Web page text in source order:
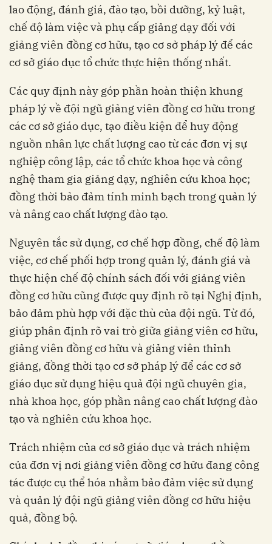
lao động, đánh giá, đào tạo, bồi dưỡng, kỷ luật,
chế độ làm việc và phụ cấp giảng dạy đối với
giảng viên đồng cơ hữu, tạo cơ sở pháp lý để các
cơ sở giáo dục tổ chức thực hiện thống nhất.
Các quy định này góp phần hoàn thiện khung
pháp lý về đội ngũ giảng viên đồng cơ hữu trong
các cơ sở giáo dục, tạo điều kiện để huy động
nguồn nhân lực chất lượng cao từ các đơn vị sự
nghiệp công lập, các tổ chức khoa học và công
nghệ tham gia giảng dạy, nghiên cứu khoa học;
đồng thời bảo đảm tính minh bạch trong quản lý
và nâng cao chất lượng đào tạo.
Nguyên tắc sử dụng, cơ chế hợp đồng, chế độ làm
việc, cơ chế phối hợp trong quản lý, đánh giá và
thực hiện chế độ chính sách đối với giảng viên
đồng cơ hữu cũng được quy định rõ tại Nghị định,
bảo đảm phù hợp với đặc thù của đội ngũ. Từ đó,
giúp phân định rõ vai trò giữa giảng viên cơ hữu,
giảng viên đồng cơ hữu và giảng viên thỉnh
giảng, đồng thời tạo cơ sở pháp lý để các cơ sở
giáo dục sử dụng hiệu quả đội ngũ chuyên gia,
nhà khoa học, góp phần nâng cao chất lượng đào
tạo và nghiên cứu khoa học.
Trách nhiệm của cơ sở giáo dục và trách nhiệm
của đơn vị nơi giảng viên đồng cơ hữu đang công
tác được cụ thể hóa nhằm bảo đảm việc sử dụng
và quản lý đội ngũ giảng viên đồng cơ hữu hiệu
quả, đồng bộ.